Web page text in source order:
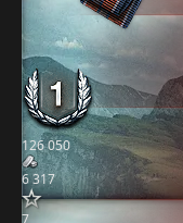
126 050
6 317
7